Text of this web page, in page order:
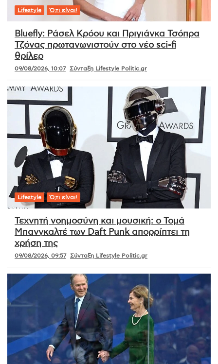
Lifestyle Ό,τι είναι!
Bluefly: Ράσελ Κρόου και Πριγιάνκα Τσόπρα
Τζόνας πρωταγωνιστούν στο νέο sci-fi
θρίλερ
09/08/2026, 10:07 Σύνταξη Lifestyle Politic.gr
Lifestyle Ό,τι είναι!
Τεχνητή νοημοσύνη και μουσική: ο Τομά
Μπανγκαλτέ των Daft Punk απορρίπτει τη
χρήση της
09/08/2026, 09:57 Σύνταξη Lifestyle Politic.gr